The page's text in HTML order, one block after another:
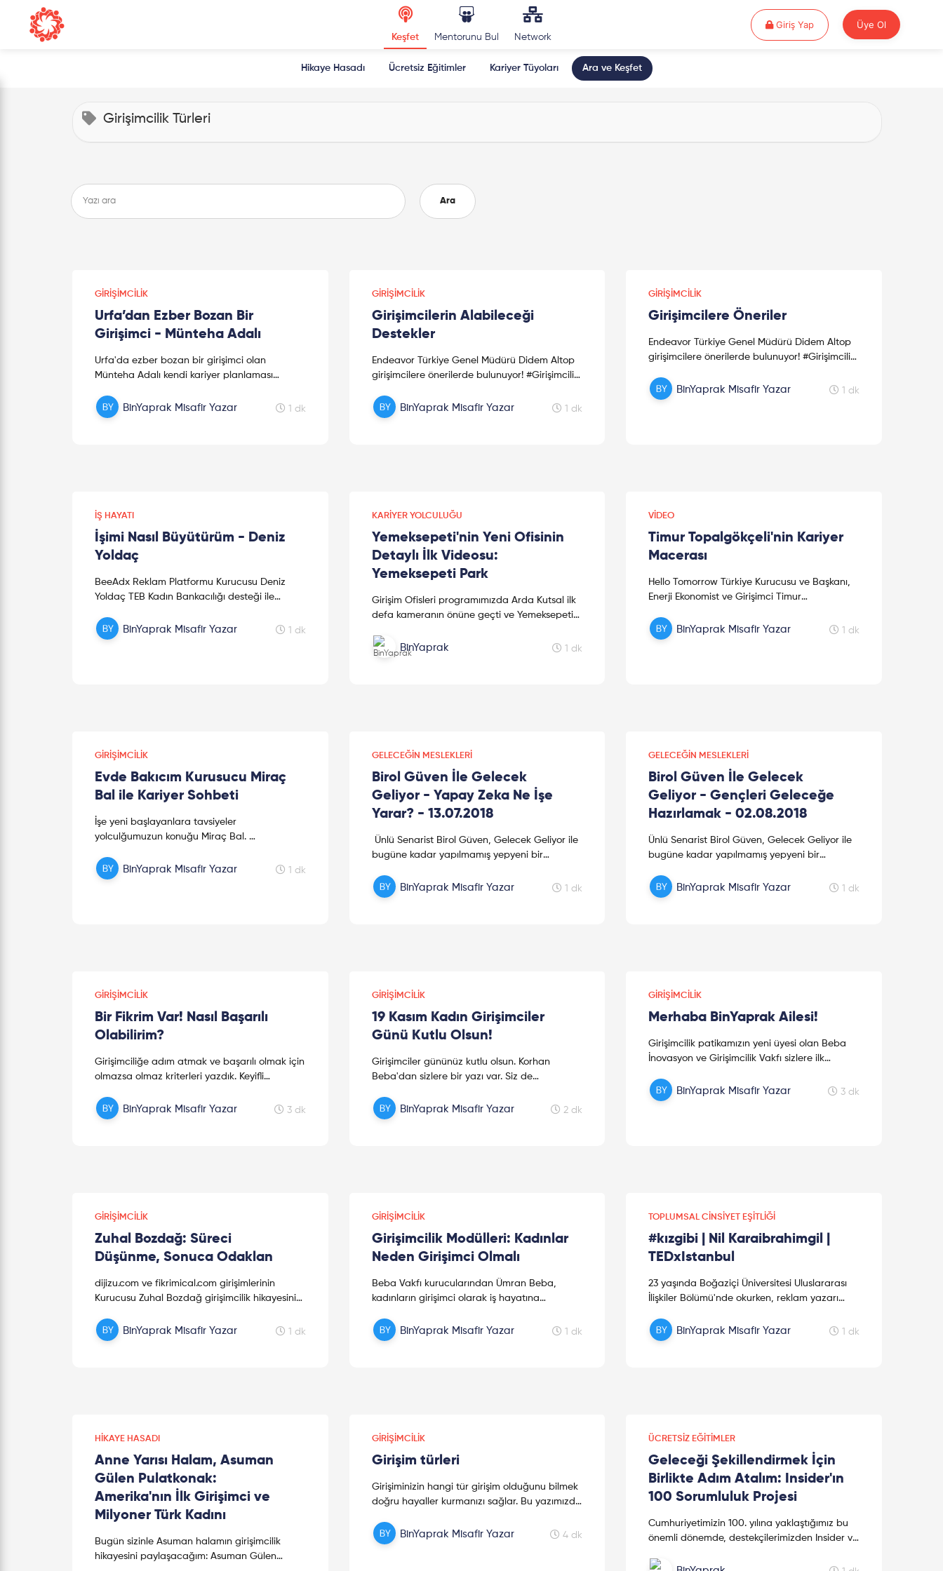
Keşfet Mentorunu Bul Network
Giriş YapGiriş Yap Üye Ol
Hikaye Hasadı Ücretsiz Eğitimler Kariyer Tüyoları Ara ve Keşfet
Girişimcilik Türleri
Ara
GIRIŞIMCILIK
Urfa’dan Ezber Bozan Bir
Girişimci - Münteha Adalı
Urfa'da ezber bozan bir girişimci olan
Münteha Adalı kendi kariyer planlaması
#başarıhikayenizi yazmaya hazır mısınız? S...
BinYaprak Misafir Yazar 1 dk
GIRIŞIMCILIK
Girişimcilerin Alabileceği
Destekler
Endeavor Türkiye Genel Müdürü Didem Altop
girişimcilere önerilerde bulunuyor! #Girişimcilik
Didem Altop; The John...
BinYaprak Misafir Yazar 1 dk
GIRIŞIMCILIK
Girişimcilere Öneriler
Endeavor Türkiye Genel Müdürü Didem Altop
girişimcilere önerilerde bulunuyor! #Girişimcilik
Didem Altop; The John...
BinYaprak Misafir Yazar 1 dk
İŞ HAYATI
İşimi Nasıl Büyütürüm - Deniz
Yoldaç
BeeAdx Reklam Platformu Kurucusu Deniz
Yoldaç TEB Kadın Bankacılığı desteği ile
girişimcilik hayalleinde size i...
BinYaprak Misafir Yazar 1 dk
KARIYER YOLCULUĞU
Yemeksepeti'nin Yeni Ofisinin
Detaylı İlk Videosu:
Yemeksepeti Park
Girişim Ofisleri programımızda Arda Kutsal ilk
defa kameranın önüne geçti ve Yemeksepeti
BinYaprak 1 dk
VIDEO
Timur Topalgökçeli'nin Kariyer
Macerası
Hello Tomorrow Türkiye Kurucusu ve Başkanı,
Enerji Ekonomist ve Girişimci Timur
paylaşıyor. Timur Topalgökçeli, enerji d...
BinYaprak Misafir Yazar 1 dk
GIRIŞIMCILIK
Evde Bakıcım Kurusucu Miraç
Bal ile Kariyer Sohbeti
İşe yeni başlayanlara tavsiyeler
yolculğumuzun konuğu Miraç Bal.
okul ve iş hayatından bahsetti. Lisans
eğitimin...
BinYaprak Misafir Yazar 1 dk
GELECEĞIN MESLEKLERI
Birol Güven İle Gelecek
Geliyor - Yapay Zeka Ne İşe
Yarar? - 13.07.2018
Ünlü Senarist Birol Güven, Gelecek Geliyor ile
bugüne kadar yapılmamış yepyeni bir
Geliyor"da uzman konuklar; algoritma...
BinYaprak Misafir Yazar 1 dk
GELECEĞIN MESLEKLERI
Birol Güven İle Gelecek
Geliyor - Gençleri Geleceğe
Hazırlamak - 02.08.2018
Ünlü Senarist Birol Güven, Gelecek Geliyor ile
bugüne kadar yapılmamış yepyeni bir
Geliyor"da uzman konuklar; algoritma, yapa...
BinYaprak Misafir Yazar 1 dk
GIRIŞIMCILIK
Bir Fikrim Var! Nasıl Başarılı
Olabilirim?
Girişimciliğe adım atmak ve başarılı olmak için
olmazsa olmaz kriterleri yazdık. Keyifli
BinYaprak Misafir Yazar 3 dk
GIRIŞIMCILIK
19 Kasım Kadın Girişimciler
Günü Kutlu Olsun!
Girişimciler gününüz kutlu olsun. Korhan
Beba'dan sizlere bir yazı var. Siz de
BinYaprak Misafir Yazar 2 dk
GIRIŞIMCILIK
Merhaba BinYaprak Ailesi!
Girişimcilik patikamızın yeni üyesi olan Beba
İnovasyon ve Girişimcilik Vakfı sizlere ilk
yazının sizlere ilham olması dileğiyle iyi
okumalar!
BinYaprak Misafir Yazar 3 dk
GIRIŞIMCILIK
Zuhal Bozdağ: Süreci
Düşünme, Sonuca Odaklan
dijizu.com ve fikrimical.com girişimlerinin
Kurucusu Zuhal Bozdağ girişimcilik hikayesini
yılında Adana'da doğdu. Lise m...
BinYaprak Misafir Yazar 1 dk
GIRIŞIMCILIK
Girişimcilik Modülleri: Kadınlar
Neden Girişimci Olmalı
Beba Vakfı kurucularından Ümran Beba,
kadınların girişimci olarak iş hayatına
BinYaprak misafir yazarlarında...
BinYaprak Misafir Yazar 1 dk
TOPLUMSAL CINSIYET EŞITLIĞI
#kızgibi | Nil Karaibrahimgil |
TEDxIstanbul
23 yaşında Boğaziçi Üniversitesi Uluslararası
İlişkiler Bölümü'nde okurken, reklam yazarı
hazırladığı GSM kampanyası...
BinYaprak Misafir Yazar 1 dk
HIKAYE HASADI
Anne Yarısı Halam, Asuman
Gülen Pulatkonak:
Amerika'nın İlk Girişimci ve
Milyoner Türk Kadını
Bugün sizinle Asuman halamın girişimcilik
hikayesini paylaşacağım: Asuman Gülen
GIRIŞIMCILIK
Girişim türleri
Girişiminizin hangi tür girişim olduğunu bilmek
doğru hayaller kurmanızı sağlar. Bu yazımızda
bunlarınneler olduğuna değineceğ...
BinYaprak Misafir Yazar 4 dk
ÜCRETSIZ EĞITIMLER
Geleceği Şekillendirmek İçin
Birlikte Adım Atalım: Insider'ın
100 Sorumluluk Projesi
Cumhuriyetimizin 100. yılına yaklaştığımız bu
önemli dönemde, destekçilerimizden Insider ve
ülkemizin kalkınmasına değer katabilmek